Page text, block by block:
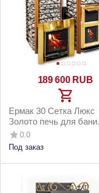
189 600 RUB
Ермак 30 Сетка Люкс
Золото печь для бани
нержавейка
0.0
Под заказ